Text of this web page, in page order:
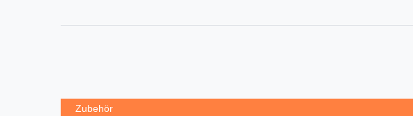
Zubehör